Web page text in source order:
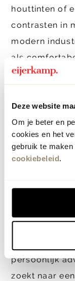
Deze website
Om je beter en
cookies en het
gebruik te
cookiebeleid.
houttinten of
contrasten in
modern
als
Eijerkamp
Bij Eijerkamp
van het
woonwinkels
persoonlijk
zoekt naar